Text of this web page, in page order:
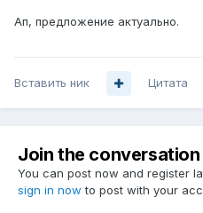
Ап, предложение актуально.
Вставить ник Цитата
Join the conversation
You can post now and register
sign in now to post with your